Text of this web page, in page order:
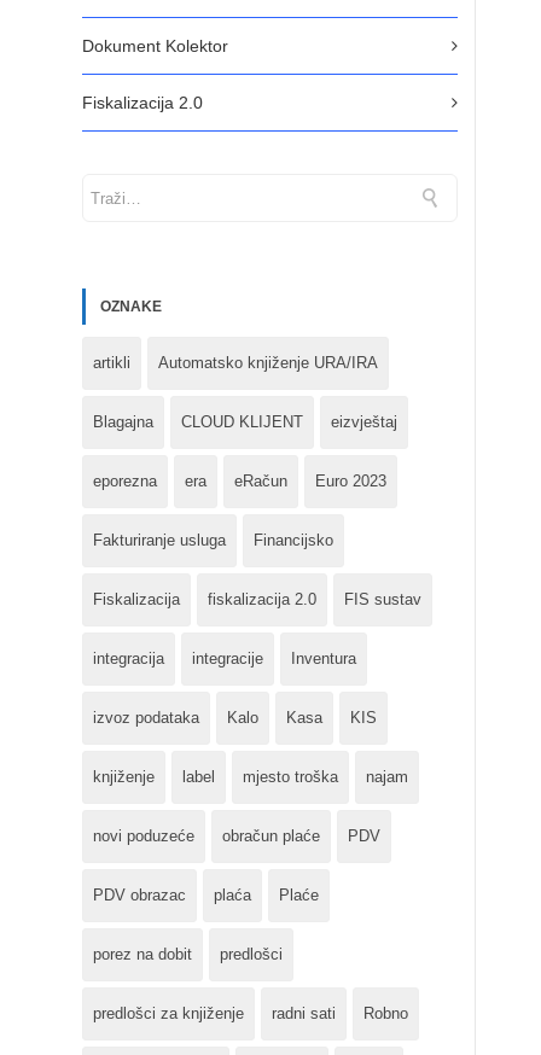
Dokument Kolektor
Fiskalizacija 2.0
OZNAKE
artikli Automatsko knjiženje URA/IRA
Blagajna CLOUD KLIJENT eizvještaj
eporezna era eRačun Euro 2023
Fakturiranje usluga Financijsko
Fiskalizacija fiskalizacija 2.0 FIS sustav
integracija integracije Inventura
izvoz podataka Kalo Kasa KIS
knjiženje label mjesto troška najam
novi poduzeće obračun plaće PDV
PDV obrazac plaća Plaće
porez na dobit predlošci
predlošci za knjiženje radni sati Robno